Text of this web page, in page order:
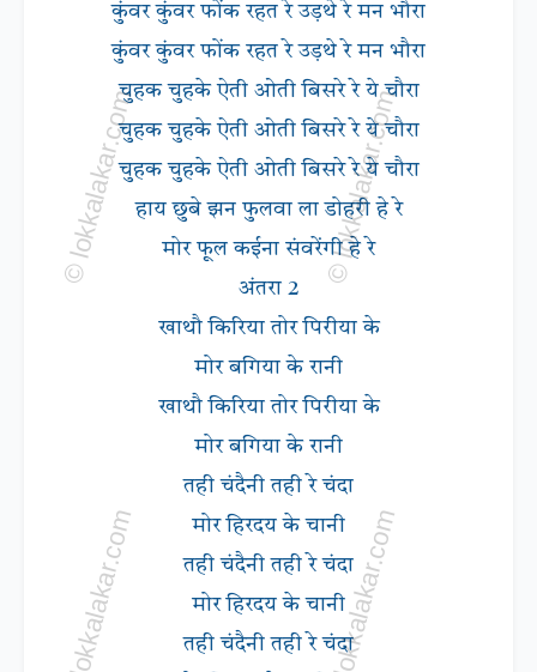
कुंवर कुंवर फोंक रहत रे उड़थे रे मन भौरा
कुंवर कुंवर फोंक रहत रे उड़थे रे मन भौरा
चुहक चुहके ऐती ओती बिसरे रे ये चौरा
चुहक चुहके ऐती ओती बिसरे रे ये चौरा
चुहक चुहके ऐती ओती बिसरे रे ये चौरा
हाय छुबे झन फुलवा ला डोहरी हे रे
मोर फूल कईना संवरेंगी हे रे
अंतरा 2
खाथौ किरिया तोर पिरीया के
मोर बगिया के रानी
खाथौ किरिया तोर पिरीया के
मोर बगिया के रानी
तही चंदैनी तही रे चंदा
मोर हिरदय के चानी
तही चंदैनी तही रे चंदा
मोर हिरदय के चानी
तही चंदैनी तही रे चंदा